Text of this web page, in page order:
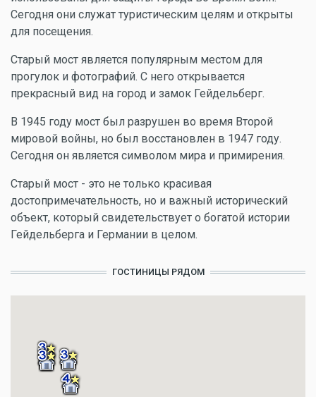
Сегодня они служат туристическим целям и открыты
для посещения.
Старый мост является популярным местом для
прогулок и фотографий. С него открывается
прекрасный вид на город и замок Гейдельберг.
В 1945 году мост был разрушен во время Второй
мировой войны, но был восстановлен в 1947 году.
Сегодня он является символом мира и примирения.
Старый мост - это не только красивая
достопримечательность, но и важный исторический
объект, который свидетельствует о богатой истории
Гейдельберга и Германии в целом.
ГОСТИНИЦЫ РЯДОМ